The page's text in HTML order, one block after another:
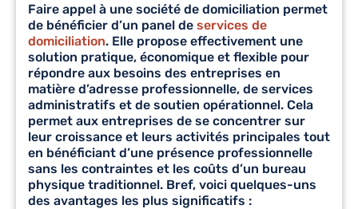
Faire appel à une société de domiciliation permet
de bénéficier d’un panel de services de
domiciliation. Elle propose effectivement une
solution pratique, économique et flexible pour
répondre aux besoins des entreprises en
matière d’adresse professionnelle, de services
administratifs et de soutien opérationnel. Cela
permet aux entreprises de se concentrer sur
leur croissance et leurs activités principales tout
en bénéficiant d’une présence professionnelle
sans les contraintes et les coûts d’un bureau
physique traditionnel. Bref, voici quelques-uns
des avantages les plus significatifs :